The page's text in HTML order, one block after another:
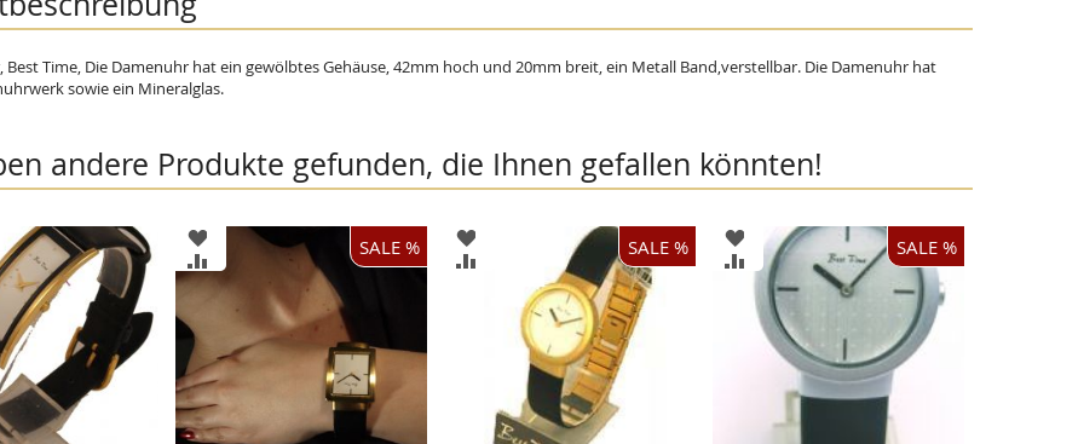
Best Time, Die Damenuhr hat ein gewölbtes Gehäuse, 42mm hoch und 20mm breit, ein Metall Band,verstellbar. Die Damenuhr hat
sowie ein Mineralglas.
andere Produkte gefunden, die Ihnen gefallen könnten!
SALE %
ZUR
WUNSCHLISTE
HINZUFÜGEN
ZUR
VERGLEICHSLISTE
HINZUFÜGEN
SALE %
ZUR
WUNSCHLISTE
HINZUFÜGEN
ZUR
VERGLEICHSLISTE
HINZUFÜGEN
SALE %
ZUR
WUNSCHLISTE
HINZUFÜGEN
ZUR
VERGLEICHSLISTE
HINZUFÜGEN